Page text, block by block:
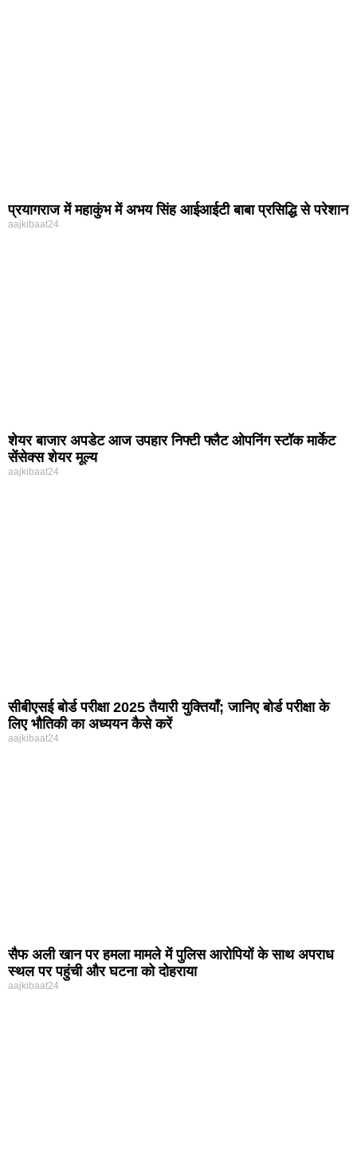
प्रयागराज में महाकुंभ में अभय सिंह आईआईटी बाबा प्रसिद्धि से परेशान
aajkibaat24
शेयर बाजार अपडेट आज उपहार निफ्टी फ्लैट ओपनिंग स्टॉक मार्केट
सेंसेक्स शेयर मूल्य
aajkibaat24
सीबीएसई बोर्ड परीक्षा 2025 तैयारी युक्तियाँ; जानिए बोर्ड परीक्षा के
लिए भौतिकी का अध्ययन कैसे करें
aajkibaat24
सैफ अली खान पर हमला मामले में पुलिस आरोपियों के साथ अपराध
स्थल पर पहुंची और घटना को दोहराया
aajkibaat24